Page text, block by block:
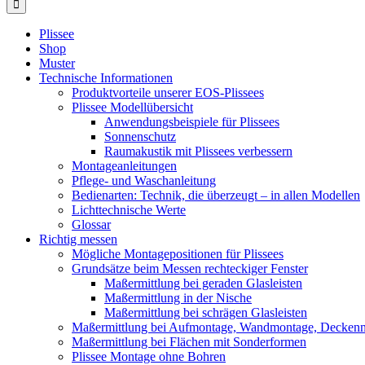
Plissee
Shop
Muster
Technische Informationen
Produktvorteile unserer EOS-Plissees
Plissee Modellübersicht
Anwendungsbeispiele für Plissees
Sonnenschutz
Raumakustik mit Plissees verbessern
Montageanleitungen
Pflege- und Waschanleitung
Bedienarten: Technik, die überzeugt – in allen Modellen
Lichttechnische Werte
Glossar
Richtig messen
Mögliche Montagepositionen für Plissees
Grundsätze beim Messen rechteckiger Fenster
Maßermittlung bei geraden Glasleisten
Maßermittlung in der Nische
Maßermittlung bei schrägen Glasleisten
Maßermittlung bei Aufmontage, Wandmontage,
Maßermittlung bei Flächen mit Sonderformen
Plissee Montage ohne Bohren